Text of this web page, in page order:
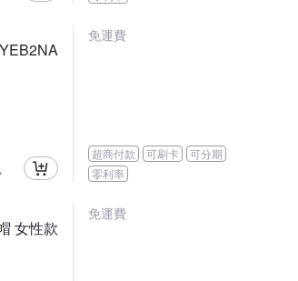
免運費
超商付款 可刷卡
可分期
零利率
女性款
免運費